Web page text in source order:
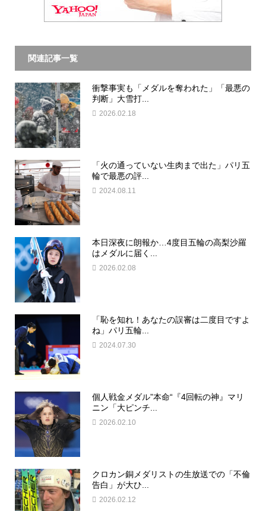
関連記事一覧
衝撃事実も「メダルを奪われた」「最悪の
判断」大雪打...
2026.02.18
「火の通っていない生肉まで出た」パリ五
輪で最悪の評...
2024.08.11
本日深夜に朗報か…4度目五輪の高梨沙羅
はメダルに届く...
2026.02.08
「恥を知れ！あなたの誤審は二度目ですよ
ね」パリ五輪...
2024.07.30
個人戦金メダル”本命“『4回転の神』マリ
ニン「大ピンチ...
2026.02.10
クロカン銅メダリストの生放送での「不倫
告白」が大ひ...
2026.02.12